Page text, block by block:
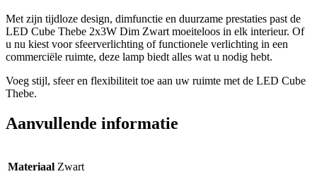
Met zijn tijdloze design, dimfunctie en duurzame prestaties past de
LED Cube Thebe 2x3W Dim Zwart moeiteloos in elk interieur. Of
u nu kiest voor sfeerverlichting of functionele verlichting in een
commerciële ruimte, deze lamp biedt alles wat u nodig hebt.
Voeg stijl, sfeer en flexibiliteit toe aan uw ruimte met de LED Cube
Thebe.
Aanvullende informatie
Materiaal Zwart